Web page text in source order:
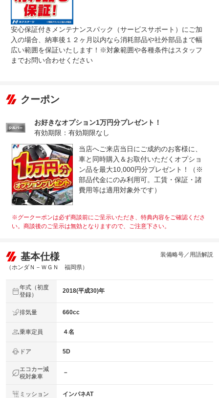
法定整備
について
１．契約後～納車までに法定点検を実施致します。 ２．
支払総額に整備代金を含んでおります。 ３．点検記録簿
が発行されます。
安心保証付きメンテナンスパック（サービスサポート）にご加
入の場合、納車後１２ヶ月以内なら消耗部品や社外部品まで幅
広い範囲を保証いたします！※対象範囲や各種条件はスタッフ
までお問い合わせください
クーポン
お好きなオプション1万円分プレゼント！
有効期限：有効期限なし
当店へご来店当日にご成約のお客様に、
車と同時購入＆お取付いただくオプショ
ン品を最大10,000円分プレゼント！（※
部品代金にのみ利用可。工賃・保証・諸
費用等は適用対象外です）
※グークーポンは必ず商談前にご呈示いただき、特典内容をご確認くださ
い。商談後のご呈示は無効となりますので、ご注意下さい。
基本仕様
（ホンダＮ－ＷＧＮ 福岡県）
装備略号／用語解説
年式（初度
登録）
2018(平成30)年
排気量 660cc
乗車定員 ４名
ドア 5D
エコカー減
税対象車
－
ミッション インパネAT